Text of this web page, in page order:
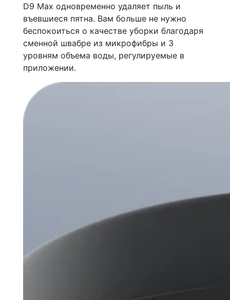
D9 Max одновременно удаляет пыль и
въевшиеся пятна. Вам больше не нужно
беспокоиться о качестве уборки благодаря
сменной швабре из микрофибры и 3
уровням объема воды, регулируемые в
приложении.